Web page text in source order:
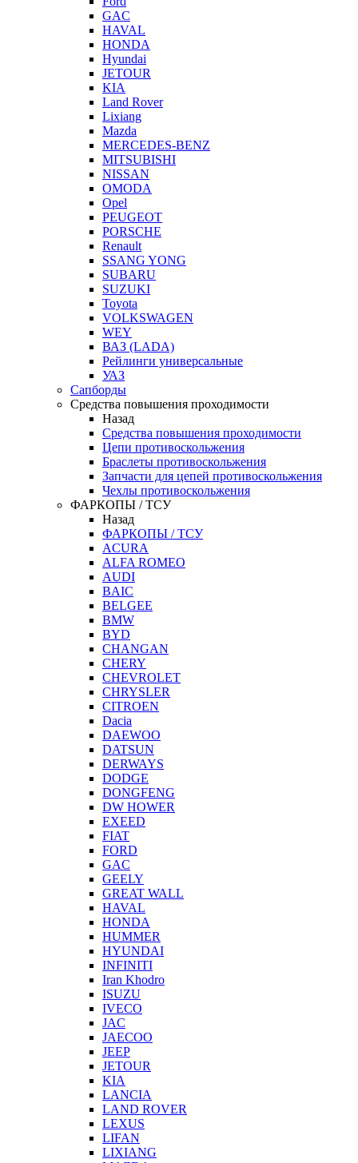
GAC
HAVAL
HONDA
Hyundai
JETOUR
KIA
Land Rover
Lixiang
Mazda
MERCEDES-BENZ
MITSUBISHI
NISSAN
OMODA
Opel
PEUGEOT
PORSCHE
Renault
SSANG YONG
SUBARU
SUZUKI
Toyota
VOLKSWAGEN
WEY
ВАЗ (LADA)
Рейлинги универсальные
УАЗ
Сапборды
Средства повышения проходимости
Назад
Средства повышения проходимости
Цепи противоскольжения
Браслеты противоскольжения
Запчасти для цепей противоскольжения
Чехлы противоскольжения
ФАРКОПЫ / ТСУ
Назад
ФАРКОПЫ / ТСУ
ACURA
ALFA ROMEO
AUDI
BAIC
BELGEE
BMW
BYD
CHANGAN
CHERY
CHEVROLET
CHRYSLER
CITROEN
Dacia
DAEWOO
DATSUN
DERWAYS
DODGE
DONGFENG
DW HOWER
EXEED
FIAT
FORD
GAC
GEELY
GREAT WALL
HAVAL
HONDA
HUMMER
HYUNDAI
INFINITI
Iran Khodro
ISUZU
IVECO
JAC
JAECOO
JEEP
JETOUR
KIA
LANCIA
LAND ROVER
LEXUS
LIFAN
LIXIANG